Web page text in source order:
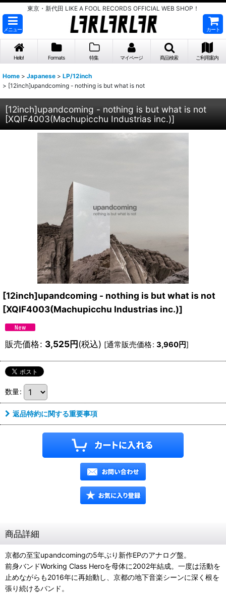
東京・新代田 LIKE A FOOL RECORDS OFFICIAL WEB SHOP！
メニュー カート
Hello! Formats 特集 マイページ 商品検索 ご利用案内
Home > Japanese > LP/12inch
> [12inch]upandcoming - nothing is but what is not
[12inch]upandcoming - nothing is but what is not
[XQIF4003(Machupicchu Industrias inc.)]
[12inch]upandcoming - nothing is but what is not
[XQIF4003(Machupicchu Industrias inc.)]
販売価格: 3,525円(税込) [通常販売価格: 3,960円]
数量:
返品特約に関する重要事項
商品詳細
京都の至宝upandcomingの5年ぶり新作EPのアナログ盤。
前身バンドWorking Class Heroを母体に2002年結成。一度は活動を
止めながらも2016年に再始動し、京都の地下音楽シーンに深く根を
張り続けるバンド。